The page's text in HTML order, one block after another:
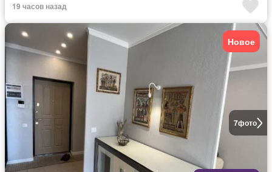
19 часов назад
7фото
Новое